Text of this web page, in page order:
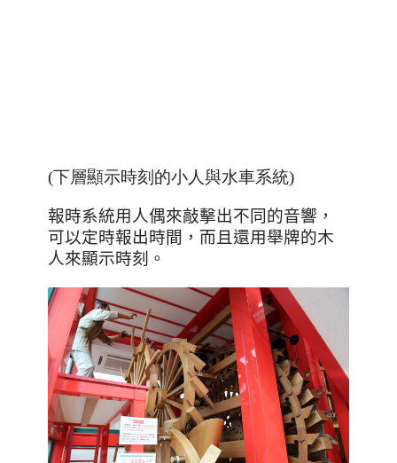
(下層顯示時刻的小人與水車系統)
報時系統用人偶來敲擊出不同的音響，
可以定時報出時間，而且還用舉牌的木
人來顯示時刻。